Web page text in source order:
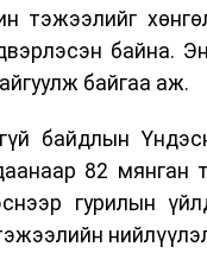
тэжээлийг
байна.
байгаа аж.
байдлын
82 мянган
гурилын